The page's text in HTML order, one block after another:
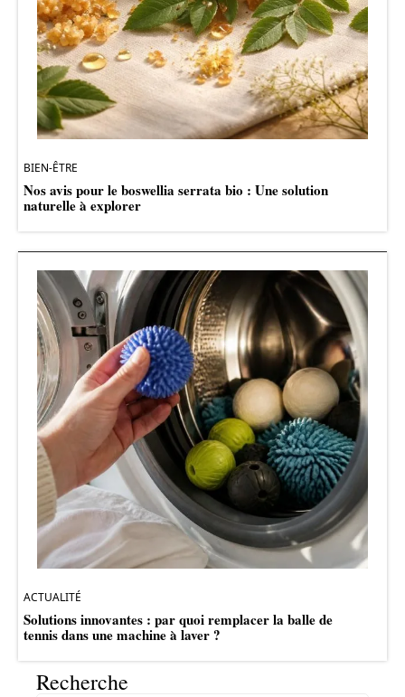
BIEN-ÊTRE
Nos avis pour le boswellia serrata bio : Une solution
naturelle à explorer
ACTUALITÉ
Solutions innovantes : par quoi remplacer la balle de
tennis dans une machine à laver ?
Recherche